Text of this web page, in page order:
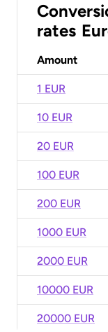
rates
Amount
1 EUR
10 EUR
20 EUR
100 EUR
200 EUR
1000 EUR
2000 EUR
10000 EUR
20000 EUR